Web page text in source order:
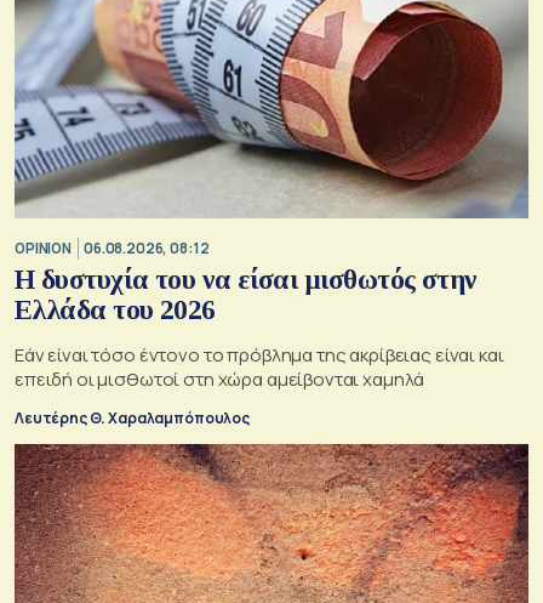
OPINION 06.08.2026, 08:12
Η δυστυχία του να είσαι μισθωτός στην
Ελλάδα του 2026
Εάν είναι τόσο έντονο το πρόβλημα της ακρίβειας είναι και
επειδή οι μισθωτοί στη χώρα αμείβονται χαμηλά
Λευτέρης Θ. Χαραλαμπόπουλος